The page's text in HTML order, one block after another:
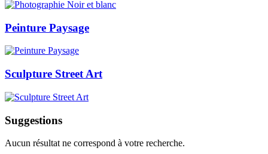
Peinture Paysage
Sculpture Street Art
Suggestions
Aucun résultat ne correspond à votre recherche.